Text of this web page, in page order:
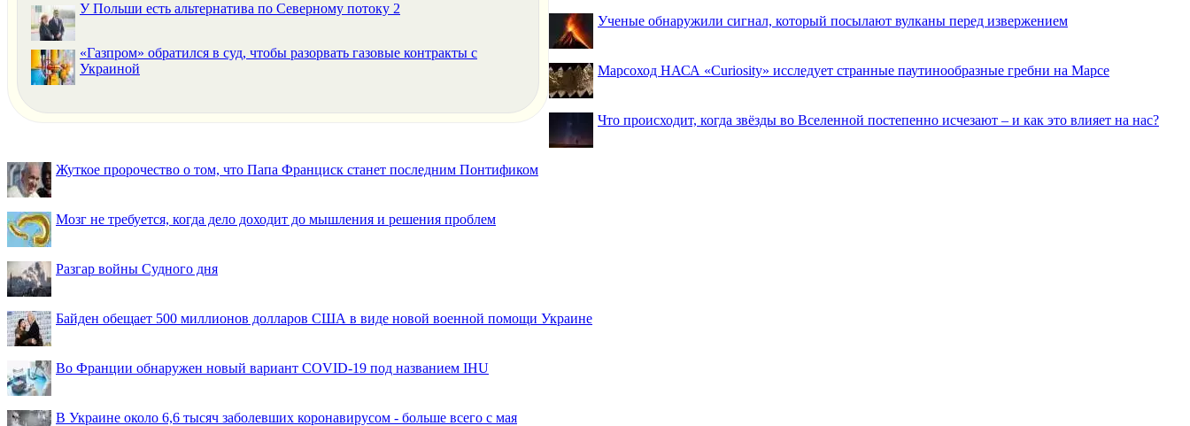
У Польши есть альтернатива по Северному потоку 2
«Газпром» обратился в суд, чтобы разорвать газовые контракты с
Украиной
Ученые обнаружили сигнал, который посылают вулканы перед извержением
Марсоход НАСА «Curiosity» исследует странные паутинообразные гребни на Марсе
Что происходит, когда звёзды во Вселенной постепенно исчезают – и как это влияет на нас?
Жуткое пророчество о том, что Папа Франциск станет последним Понтификом
Мозг не требуется, когда дело доходит до мышления и решения проблем
Разгар войны Судного дня
Байден обещает 500 миллионов долларов США в виде новой военной помощи Украине
Во Франции обнаружен новый вариант COVID-19 под названием IHU
В Украине около 6,6 тысяч заболевших коронавирусом - больше всего с мая